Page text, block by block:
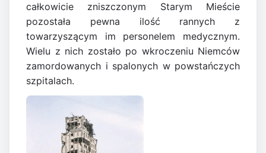
całkowicie zniszczonym Starym Mieście
pozostała pewna ilość rannych z
towarzyszącym im personelem medycznym.
Wielu z nich zostało po wkroczeniu Niemców
zamordowanych i spalonych w powstańczych
szpitalach.